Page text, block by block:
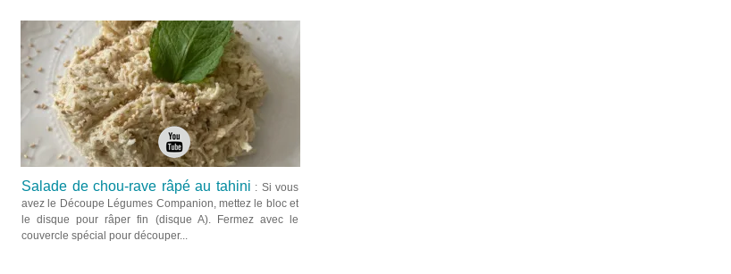
Salade de chou-rave râpé au tahini : Si vous
avez le Découpe Légumes Companion, mettez le bloc et
le disque pour râper fin (disque A). Fermez avec le
couvercle spécial pour découper...